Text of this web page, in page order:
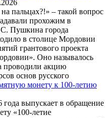
пальцах?!» – такой вопрос
прохожим в
Пушкина города
в столице Мордовии
грантового проекта
Оно называлось
проводили акцию
основ русского
монету к 100-летию
года выпускает в обращение
«100-летие